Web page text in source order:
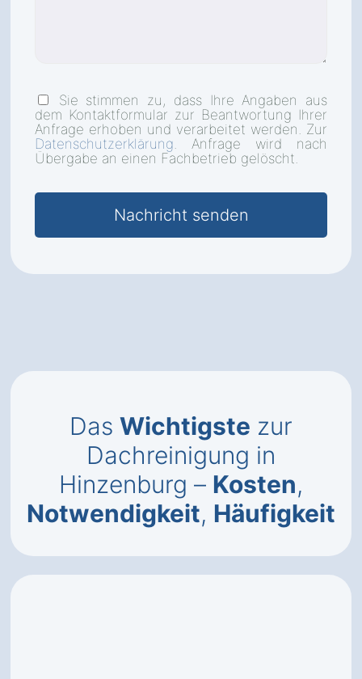
Sie stimmen zu, dass Ihre Angaben aus
dem Kontaktformular zur Beantwortung Ihrer
Anfrage erhoben und verarbeitet werden. Zur
Datenschutzerklärung. Anfrage wird nach
Übergabe an einen Fachbetrieb gelöscht.
Das Wichtigste zur
Dachreinigung in
Hinzenburg – Kosten,
Notwendigkeit, Häufigkeit